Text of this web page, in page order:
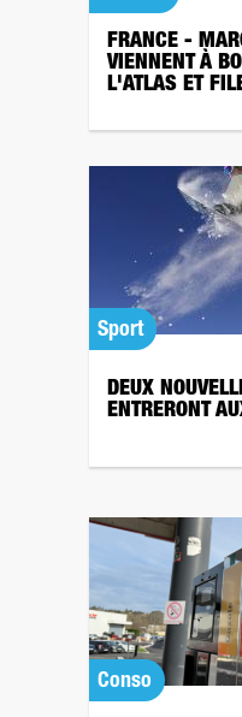
FRANCE -
VIENNENT À
L'ATLAS ET
Sport
DEUX
ENTRERONT
Conso